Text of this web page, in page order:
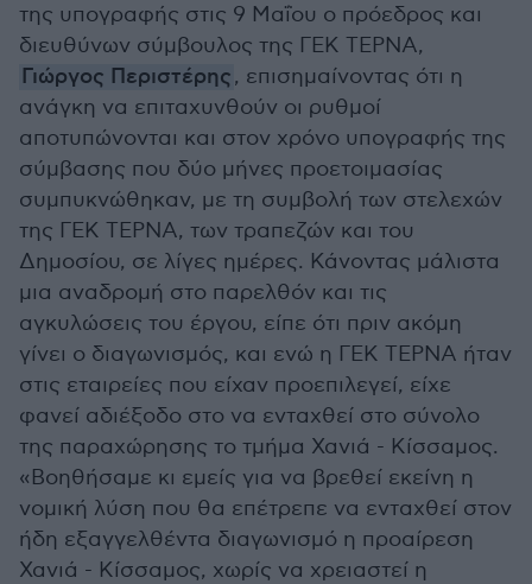
της υπογραφής στις 9 Μαΐου ο πρόεδρος και
διευθύνων σύμβουλος της ΓΕΚ ΤΕΡΝΑ,
Γιώργος Περιστέρης, επισημαίνοντας ότι η
ανάγκη να επιταχυνθούν οι ρυθμοί
αποτυπώνονται και στον χρόνο υπογραφής της
σύμβασης που δύο μήνες προετοιμασίας
συμπυκνώθηκαν, με τη συμβολή των στελεχών
της ΓΕΚ ΤΕΡΝΑ, των τραπεζών και του
Δημοσίου, σε λίγες ημέρες. Κάνοντας μάλιστα
μια αναδρομή στο παρελθόν και τις
αγκυλώσεις του έργου, είπε ότι πριν ακόμη
γίνει ο διαγωνισμός, και ενώ η ΓΕΚ ΤΕΡΝΑ ήταν
στις εταιρείες που είχαν προεπιλεγεί, είχε
φανεί αδιέξοδο στο να ενταχθεί στο σύνολο
της παραχώρησης το τμήμα Χανιά - Κίσσαμος.
«Βοηθήσαμε κι εμείς για να βρεθεί εκείνη η
νομική λύση που θα επέτρεπε να ενταχθεί στον
ήδη εξαγγελθέντα διαγωνισμό η προαίρεση
Χανιά - Κίσσαμος, χωρίς να χρειαστεί η